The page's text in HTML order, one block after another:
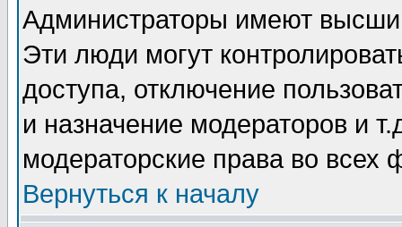
Администраторы имеют
Эти люди могут
доступа, отключение
и назначение модераторов и
модераторские права во всех
Вернуться к началу